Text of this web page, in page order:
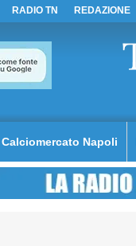
RADIO TN REDAZIONE
Calciomercato Napoli